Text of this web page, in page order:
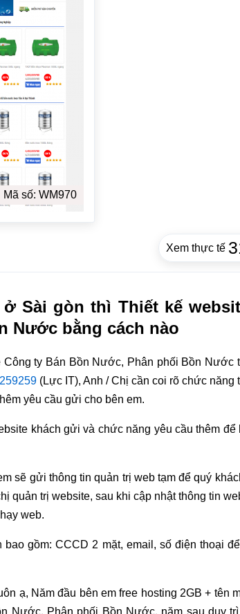
Mã số: WM970
Xem thực tế
Sài gòn thì Thiết kế
Nước bằng cách nào
Công ty Bán Bồn Nước, Phân phối Bồn Nước
(Lực IT), Anh / Chị cần coi rõ chức năng
yêu cầu gửi cho bên em.
khách gửi và chức năng yêu cầu thêm để
sẽ gửi thông tin quản trị web tạm để quý
quản trị website, sau khi cập nhật thông tin
web.
gồm: CCCD 2 mặt, email, số điện thoại
ạ, Năm đầu bên em free hosting 2GB + tên
Nước, Phân phối Bồn Nước, năm sau duy